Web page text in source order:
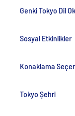
Genki Tokyo Dil
Sosyal Etkinlikler
Konaklama
Tokyo Şehri